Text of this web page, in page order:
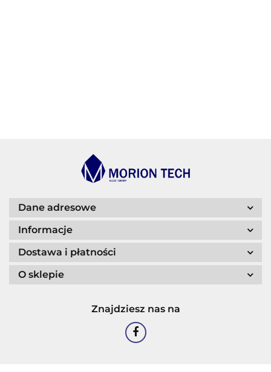
Dane adresowe
Informacje
Dostawa i płatności
O sklepie
Znajdziesz nas na